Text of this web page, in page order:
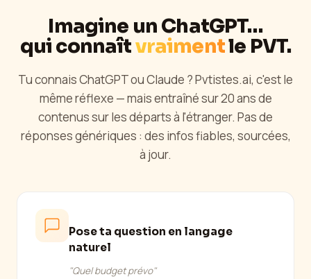
Imagine un ChatGPT…
qui connaîtvraimentle PVT.
Tu connais ChatGPT ou Claude ? Pvtistes.ai, c'est le
même réflexe — mais entraîné sur 20 ans de
contenus sur les départs à l'étranger. Pas de
réponses génériques : des infos fiables, sourcées,
à jour.
Pose ta question en langage
naturel
"Comment obt"